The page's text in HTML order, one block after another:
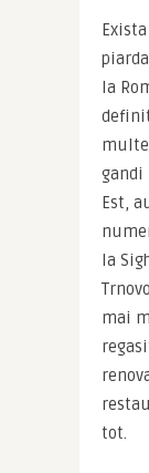
la
gandi
Est,
la
mai
tot.